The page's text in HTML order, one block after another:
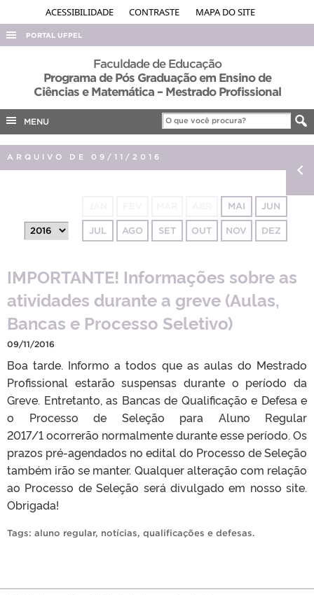
ACESSIBILIDADE CONTRASTE MAPA DO SITE
PORTAL UFPEL
ACESSO À INFORMAÇÃO
AUDITORIA
EDITAIS
PORTARIAS
Faculdade de Educação
Programa de Pós Graduação em Ensino de
Ciências e Matemática – Mestrado Profissional
MENU
ARQUIVO DE 09/11/2016
MAI JUN
JUL AGO SET OUT NOV DEZ
IMPORTANTE! Informações sobre as
atividades durante a greve (Aulas,
Bancas e Processo Seletivo)
09/11/2016
Boa tarde. Informo a todos que as aulas do Mestrado
Profissional estarão suspensas durante o período da
Greve. Entretanto, as Bancas de Qualificação e Defesa e
o Processo de Seleção para Aluno Regular
2017/1 ocorrerão normalmente durante esse período. Os
prazos pré-agendados no edital do Processo de Seleção
também irão se manter. Qualquer alteração com relação
ao Processo de Seleção será divulgado em nosso site.
Obrigada!
Tags: aluno regular, notícias, qualificações e defesas.